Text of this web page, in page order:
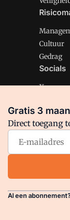
Cultuur
Gedrag
Socials
X
Facebook
Arbo is
Gratis 3
Direct toegang
Al een